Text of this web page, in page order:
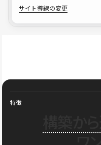
サイト導線の変更
特徴